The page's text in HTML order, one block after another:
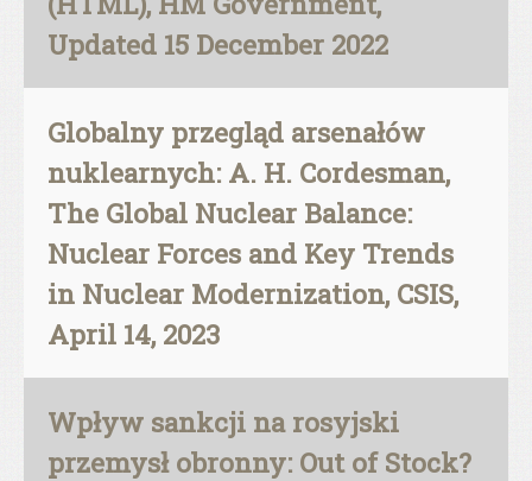
Updated 15 December 2022
Globalny przegląd arsenałów
nuklearnych: A. H. Cordesman,
The Global Nuclear Balance:
Nuclear Forces and Key Trends
in Nuclear Modernization, CSIS,
April 14, 2023
Wpływ sankcji na rosyjski
przemysł obronny: Out of Stock?